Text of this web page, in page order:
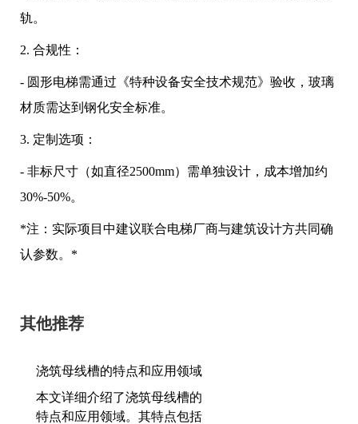
轨。
2. 合规性：
- 圆形电梯需通过《特种设备安全技术规范》验收，玻璃
材质需达到钢化安全标准。
3. 定制选项：
- 非标尺寸（如直径2500mm）需单独设计，成本增加约
30%-50%。
*注：实际项目中建议联合电梯厂商与建筑设计方共同确
认参数。*
其他推荐
浇筑母线槽的特点和应用领域
本文详细介绍了浇筑母线槽的
特点和应用领域。其特点包括